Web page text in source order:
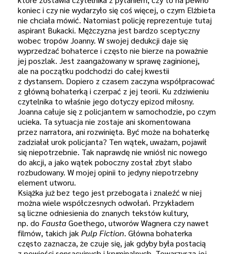
koniec i czy nie wydarzyło się coś więcej, o czym Elżbieta
nie chciała mówić. Natomiast policję reprezentuje tutaj
aspirant Bukacki. Mężczyzna jest bardzo sceptyczny
wobec tropów Joanny. W swojej dedukcji daje się
wyprzedzać bohaterce i często nie bierze na poważnie
jej poszlak. Jest zaangażowany w sprawę zaginionej,
ale na początku podchodzi do całej kwestii
z dystansem. Dopiero z czasem zaczyna współpracować
z główną bohaterką i czerpać z jej teorii. Ku zdziwieniu
czytelnika to właśnie jego dotyczy epizod miłosny.
Joanna całuje się z policjantem w samochodzie, po czym
ucieka. Ta sytuacja nie zostaje ani skomentowana
przez narratora, ani rozwinięta. Być może na bohaterkę
zadziałał urok policjanta? Ten wątek, uważam, pojawił
się niepotrzebnie. Tak naprawdę nie wniósł nic nowego
do akcji, a jako wątek poboczny został zbyt słabo
rozbudowany. W mojej opinii to jedyny niepotrzebny
element utworu.
Książka już bez tego jest przebogata i znaleźć w niej
można wiele współczesnych odwołań. Przykładem
są liczne odniesienia do znanych tekstów kultury,
np. do FaustaGoethego, utworów Wagnera czy nawet
filmów, takich jakPulp Fiction. Główna bohaterka
często zaznacza, że czuje się, jak gdyby była postacią